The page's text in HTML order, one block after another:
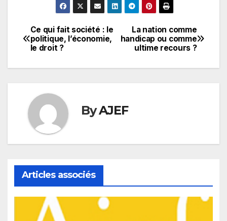
Navigation
de
La nation comme
handicap ou comme
ultime recours ?
Ce qui fait société : le
politique, l’économie,
le droit ?
ByAJEF
Articles associés